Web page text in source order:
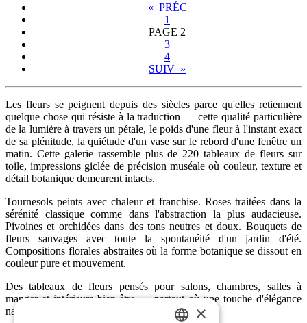
« PRÉC
1
PAGE 2
3
4
SUIV »
Les fleurs se peignent depuis des siècles parce qu'elles retiennent
quelque chose qui résiste à la traduction — cette qualité particulière
de la lumière à travers un pétale, le poids d'une fleur à l'instant exact
de sa plénitude, la quiétude d'un vase sur le rebord d'une fenêtre un
matin. Cette galerie rassemble plus de 220 tableaux de fleurs sur
toile, impressions giclée de précision muséale où couleur, texture et
détail botanique demeurent intacts.
Tournesols peints avec chaleur et franchise. Roses traitées dans la
sérénité classique comme dans l'abstraction la plus audacieuse.
Pivoines et orchidées dans des tons neutres et doux. Bouquets de
fleurs sauvages avec toute la spontanéité d'un jardin d'été.
Compositions florales abstraites où la forme botanique se dissout en
couleur pure et mouvement.
Des tableaux de fleurs pensés pour salons, chambres, salles à
manger et intérieurs bien-être — partout où une touche d'élégance
naturelle trouve sa place.
×